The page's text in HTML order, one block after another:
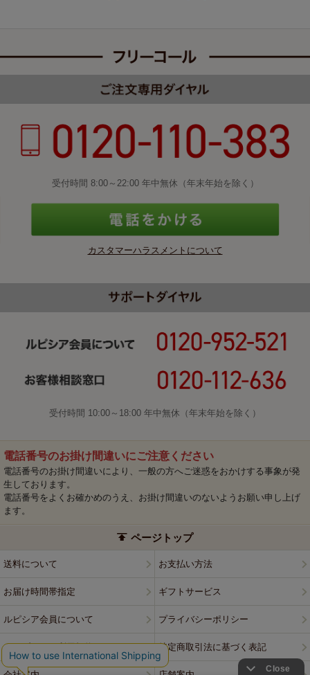
受付時間 8:00～22:00 年中無休（年末年始を除く）
カスタマーハラスメントについて
受付時間 10:00～18:00 年中無休（年末年始を除く）
電話番号のお掛け間違いにご注意ください
電話番号のお掛け間違いにより、一般の方へご迷惑をおかけする事象が発
生しております。
電話番号をよくお確かめのうえ、お掛け間違いのないようお願い申し上げ
ます。
ページトップ
送料について お支払い方法
お届け時間帯指定 ギフトサービス
ルピシア会員について プライバシーポリシー
ウェブサイト利用規約 特定商取引法に基づく表記